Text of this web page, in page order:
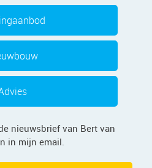
Privacy
nieuwsbrief van Bert van
in mijn email.